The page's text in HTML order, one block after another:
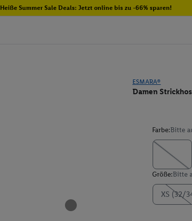
Heiße Summer Sale Deals: Jetzt online bis zu -66% sparen!
ESMARA®
Damen
Farbe:Bitte
Größe:Bitte
XS (32/